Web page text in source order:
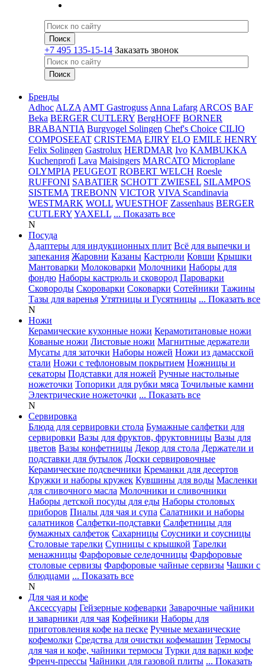
+7 495 135-15-14 Заказать звонок
Бренды
Adhoc ALZA AMT Gastroguss Anna Lafarg ARCOS BAF
Beka BERGER CUTLERY BergHOFF BORNER
BRABANTIA Burgvogel Solingen Chef's Choice CILIO
COMPOSEEAT CRISTEMA EJIRY ELO EMILE HENRY
Felix Solingen Gastrolux HERDMAR Ivo KAMBUKKA
Kuchenprofi Lava Maisingers MARCATO Microplane
OLYMPIA PEUGEOT ROBERT WELCH Roesle
RUFFONI SABATIER SCHOTT ZWIESEL SILAMPOS
SISTEMA TREBONN VICTOR VIVA Scandinavia
WESTMARK WOLL WUESTHOF Zassenhaus BERGER
CUTLERYYAXELL ... Показать все
N
Посуда
Адаптеры для индукционных плит Всё для выпечки и
запекания Жаровни Казаны Кастрюли Ковши Крышки
Мантоварки Молоковарки Молочники Наборы для
фондю Наборы кастрюль и сковород Пароварки
Сковороды Скороварки Соковарки Сотейники Тажины
Тазы для варенья Утятницы и Гусятницы ... Показать все
N
Ножи
Керамические кухонные ножи Керамотитановые ножи
Кованые ножи Листовые ножи Магнитные держатели
Мусаты для заточки Наборы ножей Ножи из дамасской
стали Ножи с тефлоновым покрытием Ножницы и
секаторы Подставки для ножей Ручные настольные
ножеточки Топорики для рубки мяса Точильные камни
Электрические ножеточки ... Показать все
N
Сервировка
Блюда для сервировки стола Бумажные салфетки для
сервировки Вазы для фруктов, фруктовницы Вазы для
цветов Вазы конфетницы Декор для стола Держатели и
подставки для бутылок Доски сервировочные
Керамические подсвечники Креманки для десертов
Кружки и наборы кружек Кувшины для воды Масленки
для сливочного масла Молочники и сливочники
Наборы детской посуды для еды Наборы столовых
приборов Пиалы для чая и супа Салатники и наборы
салатников Салфетки-подставки Салфетницы для
бумажных салфеток Сахарницы Соусники и соусницы
Столовые тарелки Супницы с крышкой Тарелки
менажницы Фарфоровые селедочницы Фарфоровые
столовые сервизы Фарфоровые чайные сервизы Чашки с
блюдцами ... Показать все
N
Для чая и кофе
Аксессуары Гейзерные кофеварки Заварочные чайники
и заварники для чая Кофейники Наборы для
приготовления кофе на песке Ручные механические
кофемолки Средства для очистки кофемашин Термосы
для чая и кофе, чайники термосы Турки для варки кофе
Френч-прессы Чайники для газовой плиты ... Показать